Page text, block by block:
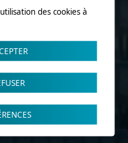
des cookies à